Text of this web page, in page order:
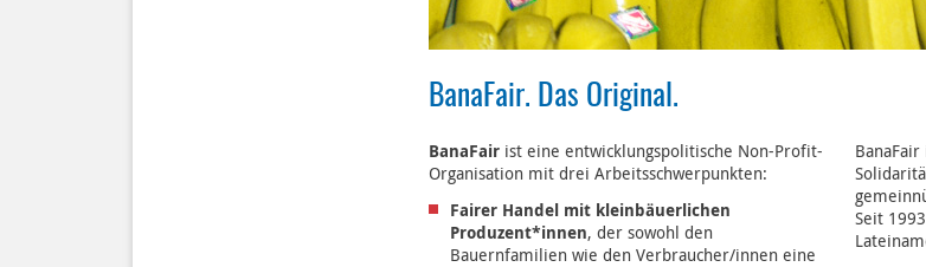
BanaFair. Das Original.
BanaFair ist eine entwicklungspolitische Non-Profit-
Organisation mit drei Arbeitsschwerpunkten:
Fairer Handel mit kleinbäuerlichen
Produzent*innen, der sowohl den
Bauernfamilien wie den Verbraucher/innen eine
Seit